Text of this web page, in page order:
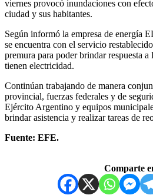
viernes provocó inundaciones con
ciudad y sus habitantes.
Según informó la empresa de energía
se encuentra con el servicio
premura para poder brindar respuesta a
tienen electricidad.
Continúan trabajando de manera
provincial, fuerzas federales y de
Ejército Argentino y equipos
brindar asistencia y realizar tareas de
Fuente: EFE.
Comparte